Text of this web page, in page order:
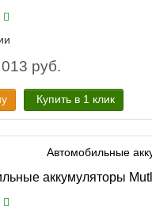
руб.
Купить в 1 клик
аккумуляторы